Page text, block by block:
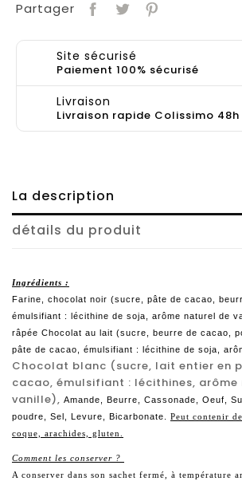
Partager
Site sécurisé
Paiement 100% sécurisé
Livraison
Livraison rapide Colissimo 48h
La description
détails du produit
Ingrédients :
Farine, chocolat noir (sucre, pâte de cacao,
émulsifiant : lécithine de soja, arôme naturel de
râpée Chocolat au lait (sucre, beurre de cacao,
pâte de cacao, émulsifiant : lécithine de soja,
Chocolat blanc (sucre, lait entier en
cacao, émulsifiant : lécithines, arôme
vanille), Amande, Beurre, Cassonade, Oeuf,
poudre, Sel, Levure, Bicarbonate. Peut contenir
coque, arachides, gluten.
Comment les conserver ?
A conserver dans son sachet fermé, à température